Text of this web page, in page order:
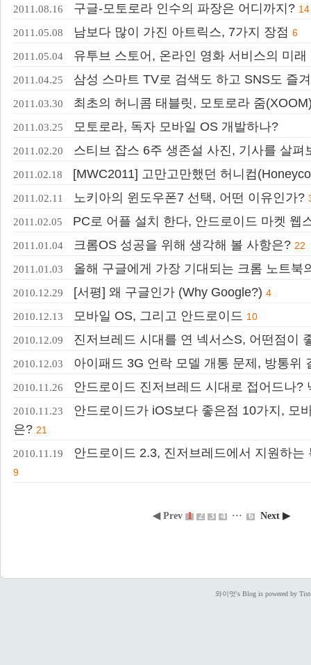
2011.08.16 구글-모토로라 인수의 파장은 어디까지? 14
2011.05.08 남보다 많이 가진 아트릭스, 7가지 장점 6
2011.05.04 유투브 스토어, 온라인 영화 서비스의 미래
2011.04.25 삼성 스마트 TV로 검색도 하고 SNS도 즐
2011.03.30 최초의 허니콤 태블릿, 모토로라 줌
2011.03.25 모토로라, 독자 모바일 OS 개발하나?
2011.02.20 스티브 잡스 6주 생존설 사진, 기사를 살펴
2011.02.18 [MWC2011] 고만고만했던 허니컴
2011.02.11 노키아의 윈도우폰7 선택, 어떤 이유인가?
2011.02.05 PC로 어플 설치 한다, 안드로이드 마켓 웹
2011.01.04 크롬OS 성공을 위해 생각해 볼 사항은? 22
2011.01.03 올해 구글에게 가장 기대되는 크롬 노트북
2010.12.29 [서평] 왜 구글인가 (Why Google?) 4
2010.12.13 모바일 OS, 그리고 안드로이드 10
2010.12.09 진저브레드 시대를 연 넥서스S, 어떤점이
2010.12.03 아이패드 3G 언락 모델 개통 문제, 방통위
2010.11.26 안드로이드 진저브레드 시대로 접어드나?
2010.11.23
안드로이드가 iOS보다 좋은점 10가지, 모
은? 21
2010.11.19 안드로이드 2.3, 진저브레드에서 지원하는
9
◀ Prev 1 2 3 4 ··· 6 Next ▶
와이엇's Blog is powered by